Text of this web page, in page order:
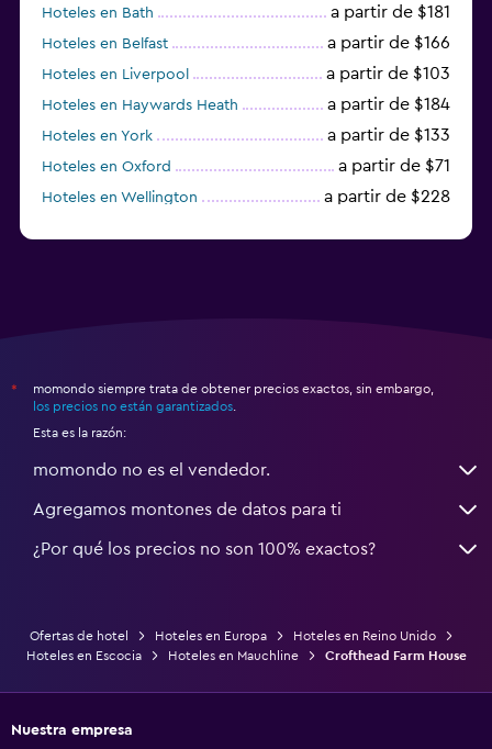
Hoteles en Bath a partir de $181
Hoteles en Belfast a partir de $166
Hoteles en Liverpool a partir de $103
Hoteles en Haywards Heath a partir de $184
Hoteles en York a partir de $133
Hoteles en Oxford a partir de $71
Hoteles en Wellington a partir de $228
*
momondo siempre trata de obtener precios exactos, sin embargo,
los precios no están garantizados
Esta es la razón:
momondo no es el vendedor.
Agregamos montones de datos para ti
¿Por qué los precios no son 100% exactos?
Ofertas de hotel Hoteles en Europa
Hoteles en Reino Unido
Hoteles en Escocia
Hoteles en Mauchline Crofthead Farm House
Nuestra empresa